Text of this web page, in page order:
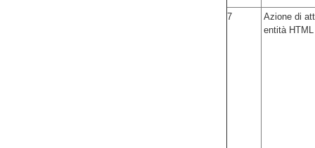
7
Azione di
entità HTML